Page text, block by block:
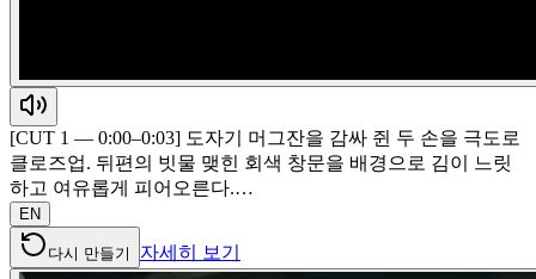
[CUT 1 — 0:00–0:03] 도자기 머그잔을 감싸 쥔 두 손을 극도로
클로즈업. 뒤편의 빗물 맺힌 회색 창문을 배경으로 김이 느릿
하고 여유롭게 피어오른다.…
EN
다시 만들기 자세히 보기